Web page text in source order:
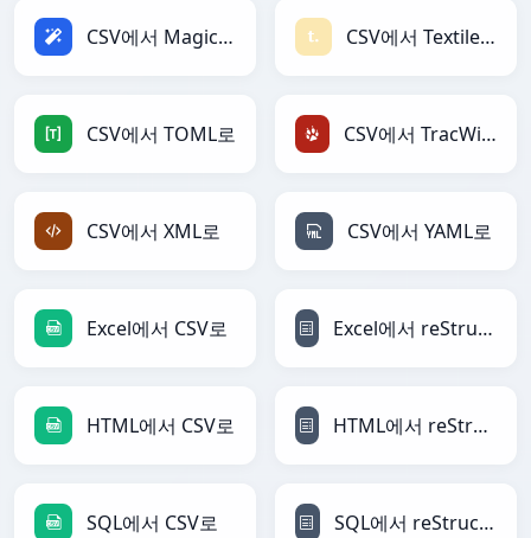
CSV에서 Magic로 CSV에서 Textile로
CSV에서 TOML로 CSV에서 TracWiki로
CSV에서 XML로 CSV에서 YAML로
Excel에서 CSV로 Excel에서 reStructuredText로
HTML에서 CSV로 HTML에서 reStructuredText로
SQL에서 CSV로 SQL에서 reStructuredText로